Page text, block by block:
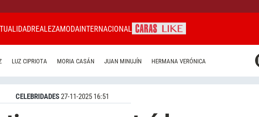
REALEZAMODAINTERNACIONAL
LUZ CIPRIOTA MORIA CASÁN JUAN MINUJÍN HERMANA VERÓNICA
CELEBRIDADES27-11-2025 16:51